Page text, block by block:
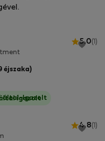
5.0(1)
éjszaka)
által-Igazolt
4.8(1)